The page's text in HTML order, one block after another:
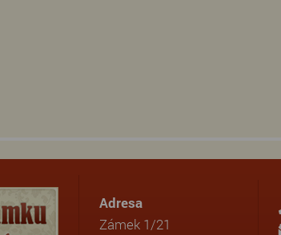
Adresa
Zámek 1/21